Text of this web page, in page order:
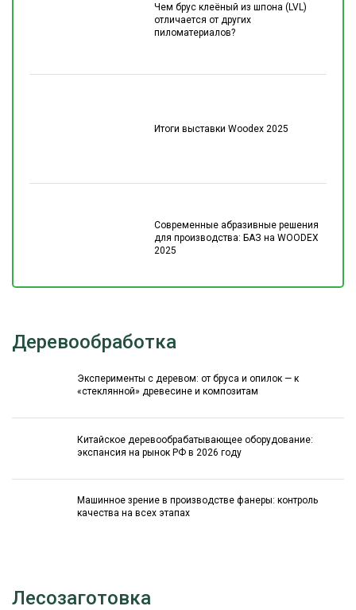
Чем брус клеёный из шпона (LVL)
отличается от других
пиломатериалов?
Итоги выставки Woodex 2025
Современные абразивные решения
для производства: БАЗ на WOODEX
2025
Деревообработка
Эксперименты с деревом: от бруса и опилок — к
«стеклянной» древесине и композитам
Китайское деревообрабатывающее оборудование:
экспансия на рынок РФ в 2026 году
Машинное зрение в производстве фанеры: контроль
качества на всех этапах
Лесозаготовка